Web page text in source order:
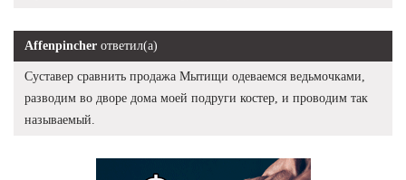
Affenpincher ответил(а)
Суставер сравнить продажа Мытищи одеваемся ведьмочками,
разводим во дворе дома моей подруги костер, и проводим так
называемый.